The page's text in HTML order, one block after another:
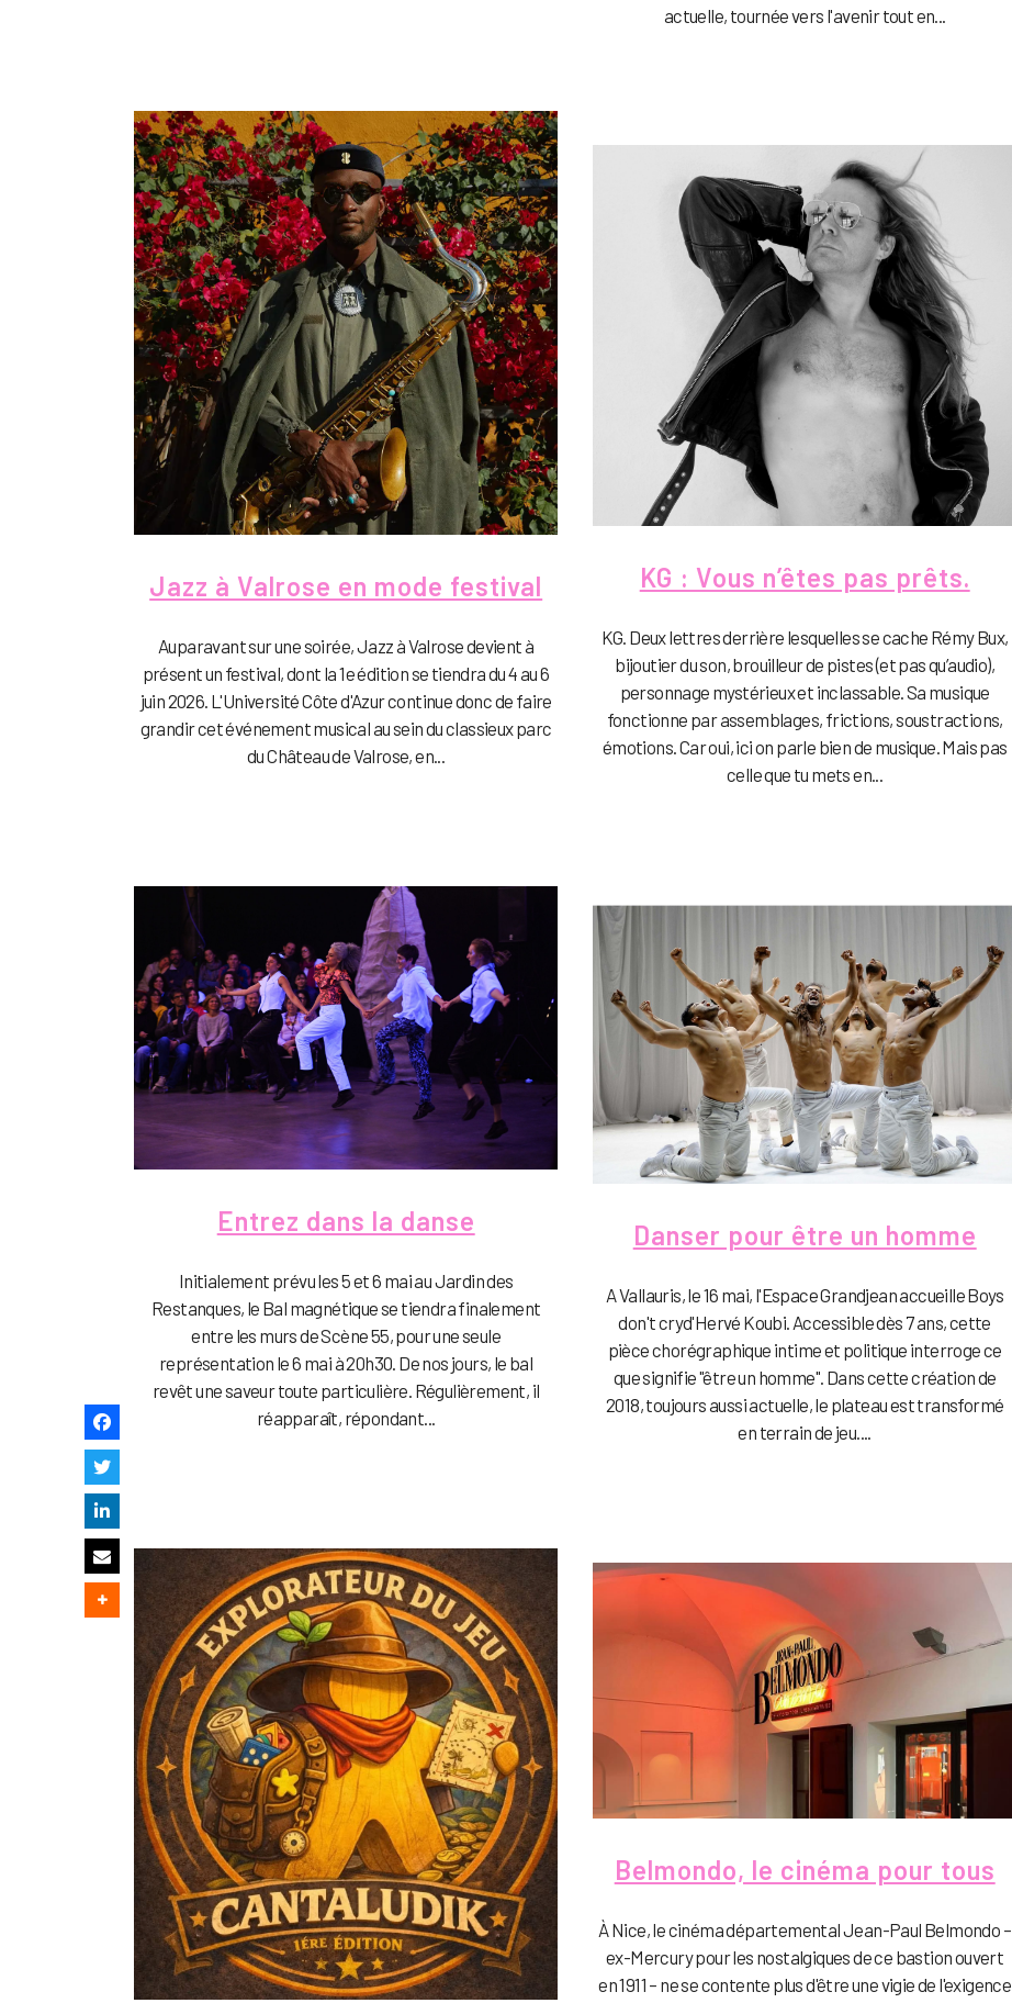
actuelle, tournée vers l'avenir tout en...
Jazz à Valrose en mode festival
Auparavant sur une soirée, Jazz à Valrose devient à
présent un festival, dont la 1e édition se tiendra du 4 au 6
juin 2026. L'Université Côte d'Azur continue donc de faire
grandir cet événement musical au sein du classieux parc
du Château de Valrose, en...
KG : Vous n’êtes pas prêts.
KG. Deux lettres derrière lesquelles se cache Rémy Bux,
bijoutier du son, brouilleur de pistes (et pas qu’audio),
personnage mystérieux et inclassable. Sa musique
fonctionne par assemblages, frictions, soustractions,
émotions. Car oui, ici on parle bien de musique. Mais pas
celle que tu mets en...
Entrez dans la danse
Initialement prévu les 5 et 6 mai au Jardin des
Restanques, le Bal magnétique se tiendra finalement
entre les murs de Scène 55, pour une seule
représentation le 6 mai à 20h30. De nos jours, le bal
revêt une saveur toute particulière. Régulièrement, il
réapparaît, répondant...
Danser pour être un homme
A Vallauris, le 16 mai, l'Espace Grandjean accueille Boys
don't cryd'Hervé Koubi. Accessible dès 7 ans, cette
pièce chorégraphique intime et politique interroge ce
que signifie "être un homme". Dans cette création de
2018, toujours aussi actuelle, le plateau est transformé
en terrain de jeu....
Belmondo, le cinéma pour tous
À Nice, le cinéma départemental Jean-Paul Belmondo –
ex-Mercury pour les nostalgiques de ce bastion ouvert
en 1911 – ne se contente plus d'être une vigie de l'exigence